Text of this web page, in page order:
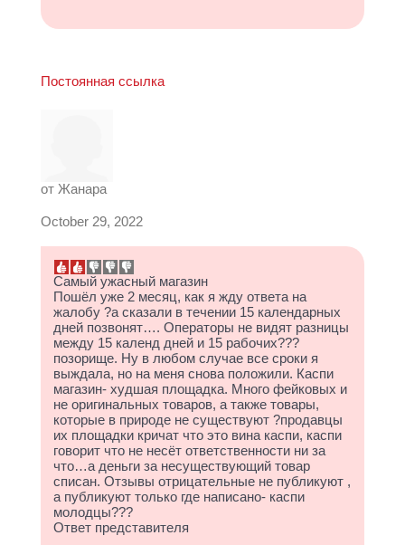
Постоянная ссылка
от Жанара
October 29, 2022
Самый ужасный магазин
Пошёл уже 2 месяц, как я жду ответа на
жалобу ?а сказали в течении 15 календарных
дней позвонят…. Операторы не видят разницы
между 15 календ дней и 15 рабочих???
позорище. Ну в любом случае все сроки я
выждала, но на меня снова положили. Каспи
магазин- худшая площадка. Много фейковых и
не оригинальных товаров, а также товары,
которые в природе не существуют ?продавцы
их площадки кричат что это вина каспи, каспи
говорит что не несёт ответственности ни за
что…а деньги за несуществующий товар
списан. Отзывы отрицательные не публикуют ,
а публикуют только где написано- каспи
молодцы???
Ответ представителя